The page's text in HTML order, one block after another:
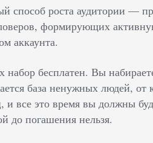
способ роста аудитории —
формирующих
аккаунта.
бесплатен. Вы
база ненужных людей, от
и все это время вы должны
до погашения нельзя.